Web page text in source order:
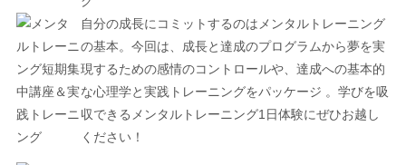
自分の成長にコミットするのはメンタルトレーニング
の基本。今回は、成長と達成のプログラムから夢を実
現するための感情のコントロールや、達成への基本的
な心理学と実践トレーニングをパッケージ 。学びを吸
収できるメンタルトレーニング1日体験にぜひお越し
ください！